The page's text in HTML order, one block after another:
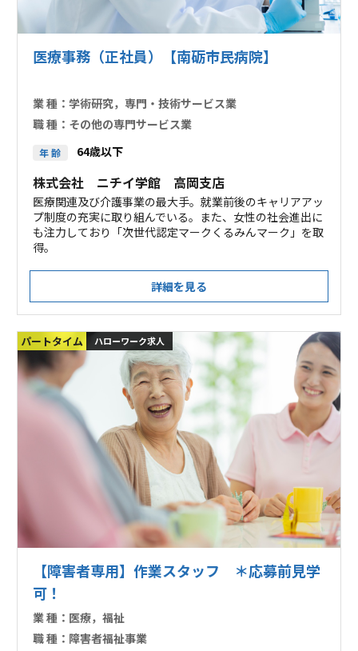
医療事務（正社員）【南砺市民病院】
業 種： 学術研究，専門・技術サービス業
職 種： その他の専門サービス業
年 齢 64歳以下
株式会社 ニチイ学館 高岡支店
医療関連及び介護事業の最大手。就業前後のキャリアアッ
プ制度の充実に取り組んでいる。また、女性の社会進出に
も注力しており「次世代認定マークくるみんマーク」を取
得。
詳細を見る
パートタイム ハローワーク求人
【障害者専用】作業スタッフ ＊応募前見学
可！
業 種： 医療，福祉
職 種： 障害者福祉事業